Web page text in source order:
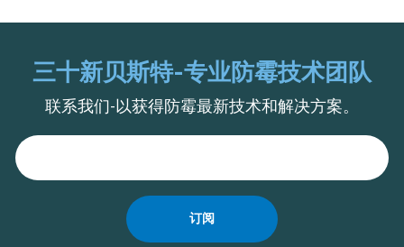
三十新贝斯特-专业防霉技术团队
联系我们-以获得防霉最新技术和解决方案。
订阅